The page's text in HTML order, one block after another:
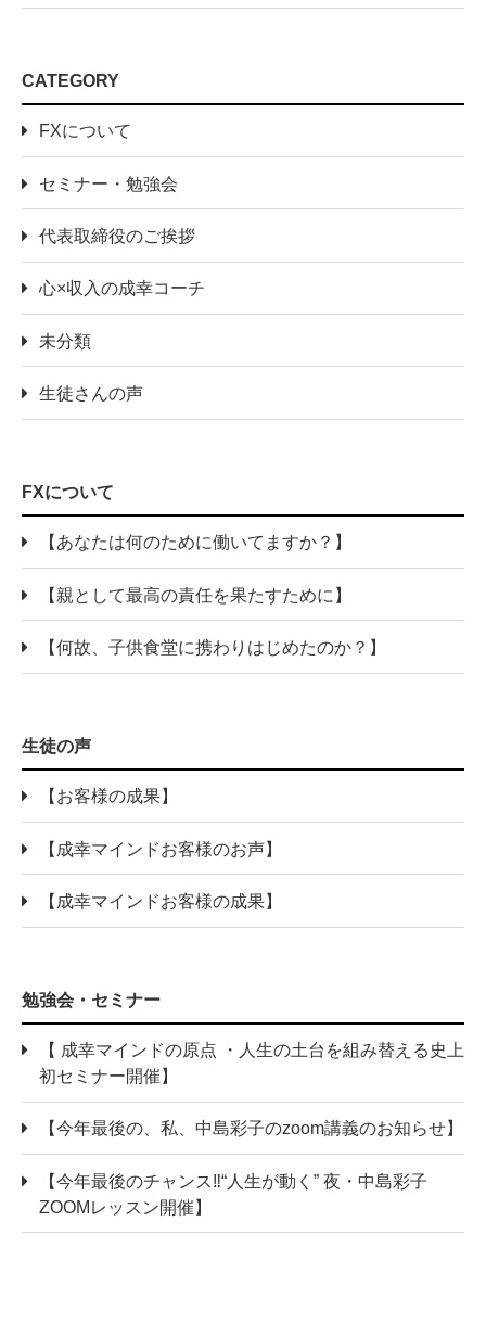
CATEGORY
FXについて
セミナー・勉強会
代表取締役のご挨拶
心×収入の成幸コーチ
未分類
生徒さんの声
FXについて
【あなたは何のために働いてますか？】
【親として最高の責任を果たすために】
【何故、子供食堂に携わりはじめたのか？】
生徒の声
【お客様の成果】
【成幸マインドお客様のお声】
【成幸マインドお客様の成果】
勉強会・セミナー
【 成幸マインドの原点 ・人生の土台を組み替える史上
初セミナー開催】
【今年最後の、私、中島彩子のzoom講義のお知らせ】
【今年最後のチャンス‼“人生が動く” 夜・中島彩子
ZOOMレッスン開催】